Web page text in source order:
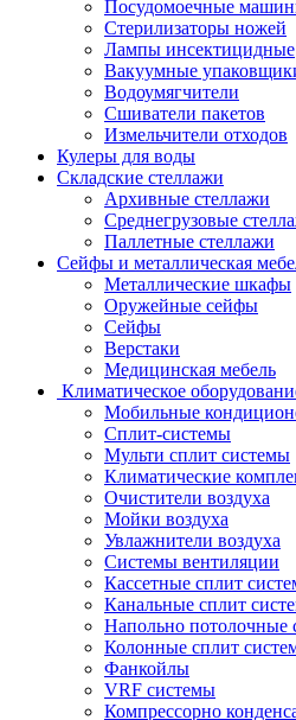
Посудомоечные
Стерилизаторы ножей
Лампы инсектицидные
Вакуумные
Водоумягчители
Сшиватели пакетов
Измельчители отходов
Кулеры для воды
Складские стеллажи
Архивные стеллажи
Среднегрузовые
Паллетные стеллажи
Сейфы и металлическая
Металлические шкафы
Оружейные сейфы
Сейфы
Верстаки
Медицинская мебель
Климатическое
Мобильные
Сплит-системы
Мульти сплит системы
Климатические
Очистители воздуха
Мойки воздуха
Увлажнители воздуха
Системы вентиляции
Кассетные сплит
Канальные сплит
Напольно потолочные
Колонные сплит
Фанкойлы
VRF системы
Компрессорно